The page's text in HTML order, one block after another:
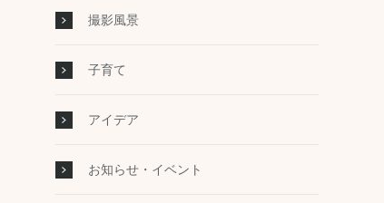
撮影風景
子育て
アイデア
お知らせ・イベント